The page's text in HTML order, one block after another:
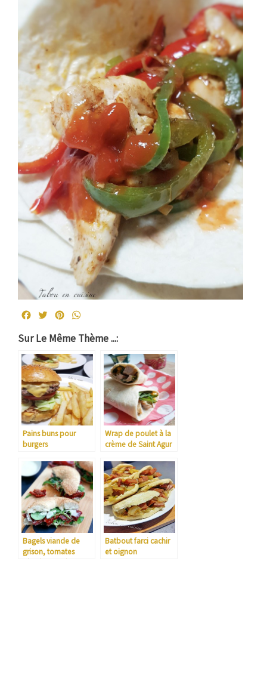
FacebookTwitterPinterest
Sur Le Même Thème ...:
Pains buns pour
burgers
Wrap de poulet à la
crème de Saint Agur
Bagels viande de
grison, tomates
Batbout farci cachir
et oignon